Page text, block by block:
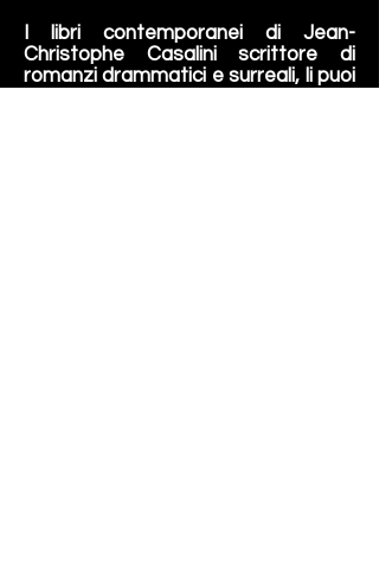
I libri contemporanei di Jean-
Christophe Casalini scrittore di
romanzi drammatici e surreali, li puoi